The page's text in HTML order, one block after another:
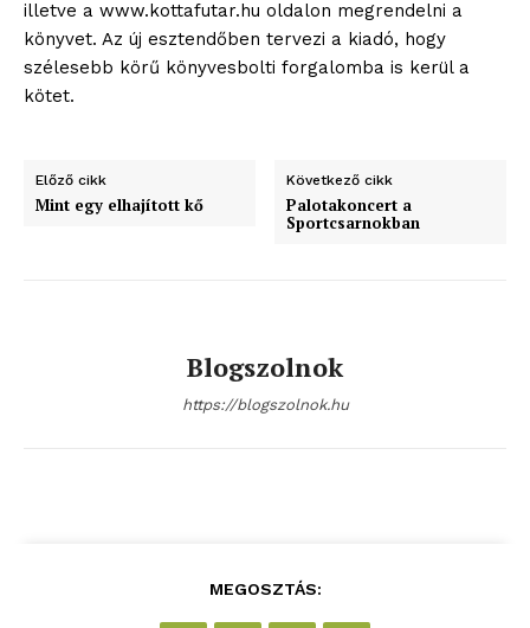
illetve a www.kottafutar.hu oldalon megrendelni a
könyvet. Az új esztendőben tervezi a kiadó, hogy
szélesebb körű könyvesbolti forgalomba is kerül a
kötet.
Előző cikk
Mint egy elhajított kő
Következő cikk
Palotakoncert a
Sportcsarnokban
Blogszolnok
https://blogszolnok.hu
MEGOSZTÁS: